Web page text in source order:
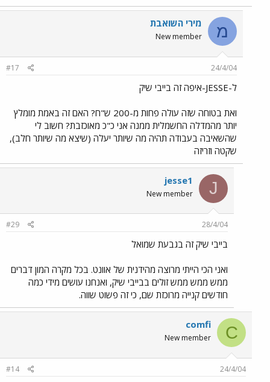
מ מירי השואבת
New member
24/4/04
#17
ל-JESSE-איפה זה בייבי שיק
ואת בטוחה שזה עולה פחות מ-200 ש"ח? האם זה באמת מומלץ
יותר מהמדלה החשמלית ממנה אני כ"כ מאוכזבת? חשוב לי
שהשאיבה בעבודה תהיה מה שיותר יעלה (שיצא מה שיותר חלב),
שקטה וזריזה
J
jesse1
New member
28/4/04
#29
בייבי שיק זה בגבעת שמואל
ואני הכי הייתי מרוצה מהידנית של אוונט. בכל מקרה המון דברים
ממש ממש ממש זולים בבייבי שיק, ואנחנו עושים מידי כמה
חודשים קנייה מרוכזת שם, כי זה פשוט שווה.
C
comfi
New member
24/4/04
#14